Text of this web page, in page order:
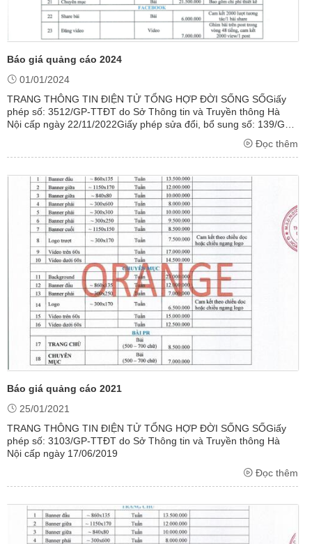
Báo giá quảng cáo 2024
01/01/2024
TRANG THÔNG TIN ĐIỆN TỬ TỔNG HỢP ĐỜI SỐNG SỐGiấy
phép số: 3512/GP-TTĐT do Sở Thông tin và Truyền thông Hà
Nội cấp ngày 22/11/2022Giấy phép sửa đổi, bổ sung số: 139/GP-
TTĐT do Sở Thông tin và Truyền thông Hà Nội cấp ngày
Đọc thêm
Báo giá quảng cáo 2021
25/01/2021
TRANG THÔNG TIN ĐIỆN TỬ TỔNG HỢP ĐỜI SỐNG SỐGiấy
phép số: 3103/GP-TTĐT do Sở Thông tin và Truyền thông Hà
Nội cấp ngày 17/06/2019
Đọc thêm